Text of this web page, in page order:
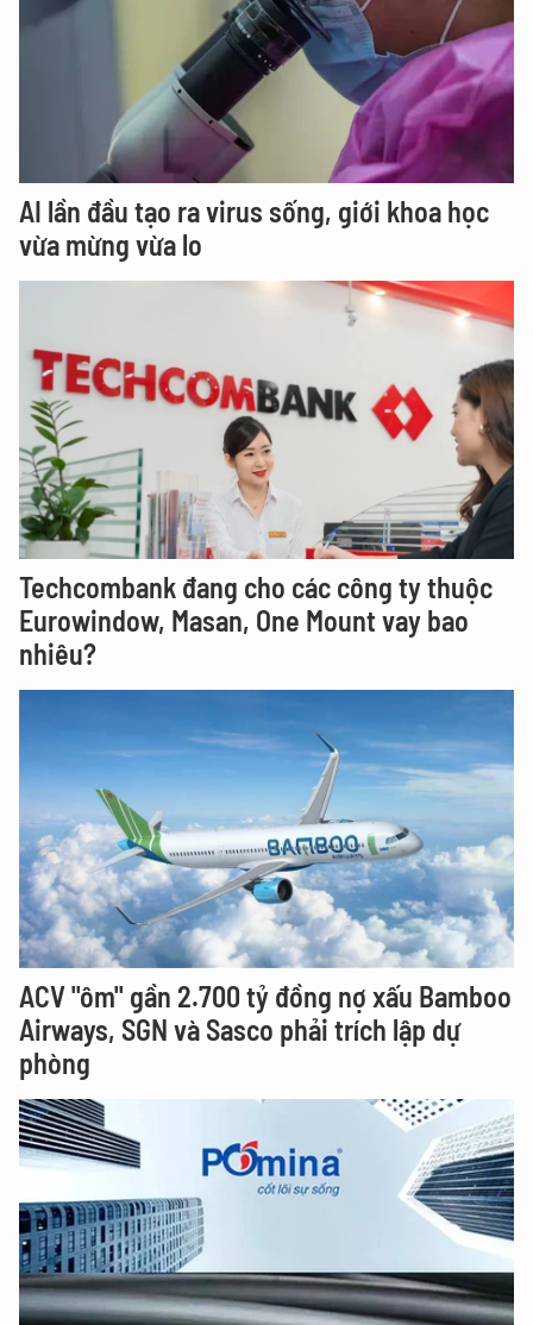
AI lần đầu tạo ra virus sống, giới khoa học
vừa mừng vừa lo
Techcombank đang cho các công ty thuộc
Eurowindow, Masan, One Mount vay bao
nhiêu?
ACV "ôm" gần 2.700 tỷ đồng nợ xấu Bamboo
Airways, SGN và Sasco phải trích lập dự
phòng